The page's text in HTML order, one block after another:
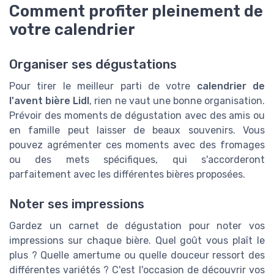
Comment profiter pleinement de
votre calendrier
Organiser ses dégustations
Pour tirer le meilleur parti de votre calendrier de
l'avent bière Lidl, rien ne vaut une bonne organisation.
Prévoir des moments de dégustation avec des amis ou
en famille peut laisser de beaux souvenirs. Vous
pouvez agrémenter ces moments avec des fromages
ou des mets spécifiques, qui s'accorderont
parfaitement avec les différentes bières proposées.
Noter ses impressions
Gardez un carnet de dégustation pour noter vos
impressions sur chaque bière. Quel goût vous plaît le
plus ? Quelle amertume ou quelle douceur ressort des
différentes variétés ? C'est l'occasion de découvrir vos